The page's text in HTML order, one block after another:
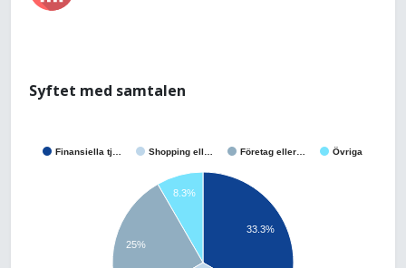
Syftet med samtalen
Finansiella tj… Shopping ell… Företag eller… Övriga
33.3%
8.3%
25%